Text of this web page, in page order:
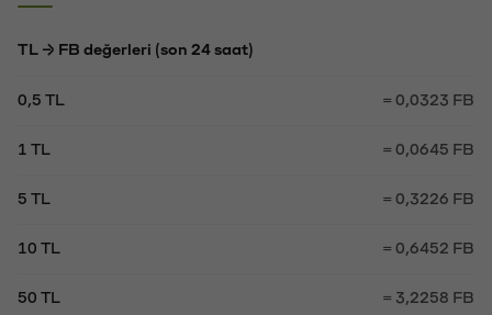
TL → FB değerleri (son 24 saat)
0,5 TL = 0,0323 FB
1 TL = 0,0645 FB
5 TL = 0,3226 FB
10 TL = 0,6452 FB
50 TL = 3,2258 FB